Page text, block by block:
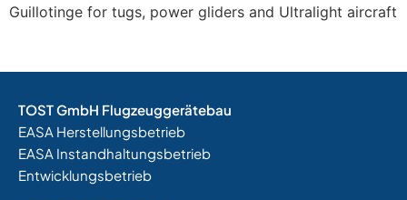
Guillotinge for tugs, power gliders and Ultralight aircraft
TOST GmbH Flugzeuggerätebau
EASA Herstellungsbetrieb
EASA Instandhaltungsbetrieb
Entwicklungsbetrieb